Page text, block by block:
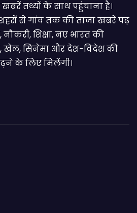
तथ्यों के साथ पहुंचाना है।
से गांव तक की ताजा खबरें पढ़
शिक्षा, नए भारत की
खेल, सिनेमा और देश-विदेश की
के लिए मिलेंगी।